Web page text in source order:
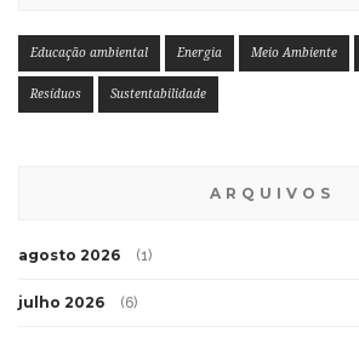
Educação ambiental Energia Meio Ambiente
Resíduos Sustentabilidade
ARQUIVOS
agosto 2026 (1)
julho 2026 (6)